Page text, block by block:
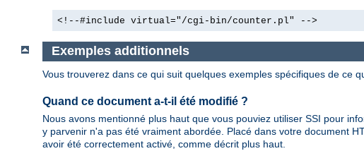
<!--#include virtual="/cgi-bin/counter.pl" -->
Exemples additionnels
Vous trouverez dans ce qui suit quelques exemples spécifiques de ce
Quand ce document a-t-il été modifié ?
Nous avons mentionné plus haut que vous pouviez utiliser SSI pour
y parvenir n'a pas été vraiment abordée. Placé dans votre document
avoir été correctement activé, comme décrit plus haut.